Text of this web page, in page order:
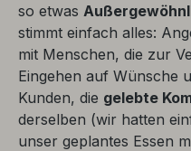
so etwas
stimmt einfach alles:
mit Menschen, die zur
Eingehen auf Wünsche
Kunden, die gelebte
derselben (wir hatten
unser geplantes Essen